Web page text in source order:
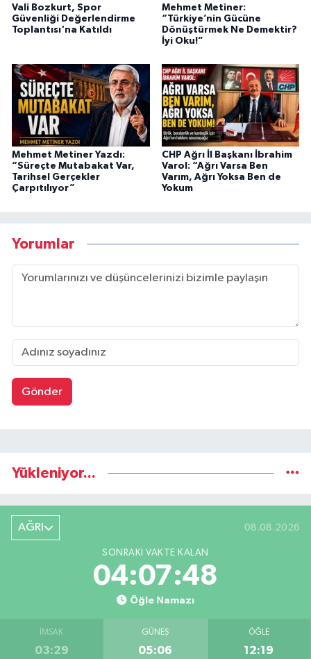
Vali Bozkurt, Spor
Güvenliği Değerlendirme
Toplantısı'na Katıldı
Mehmet Metiner:
“Türkiye’nin Gücüne
Dönüştürmek Ne Demektir?
İyi Oku!”
Mehmet Metiner Yazdı:
“Süreçte Mutabakat Var,
Tarihsel Gerçekler
Çarpıtılıyor”
CHP Ağrı İl Başkanı İbrahim
Varol: “Ağrı Varsa Ben
Varım, Ağrı Yoksa Ben de
Yokum
Yorumlar
Gönder
Yükleniyor...
AĞRI 08.08.2026
SONRAKI VAKTE KALAN
04:07:47
Öğle Namazı
İMSAK
03:29
GÜNEŞ
05:06
ÖĞLE
12:19